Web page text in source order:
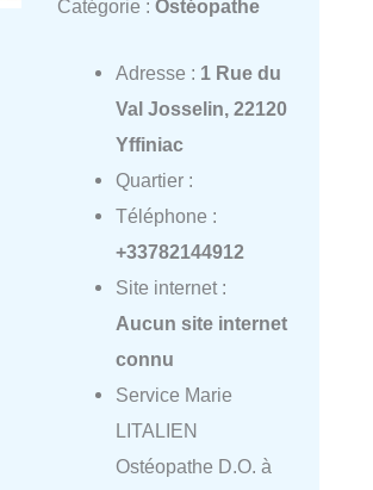
Catégorie : Ostéopathe
Adresse : 1 Rue du
Val Josselin, 22120
Yffiniac
Quartier :
Téléphone :
+33782144912
Site internet :
Aucun site internet
connu
Service Marie
LITALIEN
Ostéopathe D.O. à